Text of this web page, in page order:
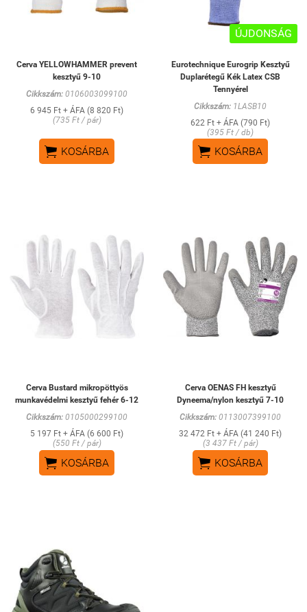
Cerva YELLOWHAMMER prevent
kesztyű 9-10
Cikkszám: 0106003099100
6 945 Ft + ÁFA (8 820 Ft)
(735 Ft / pár)
 KOSÁRBA
ÚJDONSÁG
Eurotechnique Eurogrip Kesztyű
Duplarétegű Kék Latex CSB
Tennyérel
Cikkszám: 1LASB10
622 Ft + ÁFA (790 Ft)
(395 Ft / db)
 KOSÁRBA
Cerva Bustard mikropöttyös
munkavédelmi kesztyű fehér 6-12
Cikkszám: 0105000299100
5 197 Ft + ÁFA (6 600 Ft)
(550 Ft / pár)
 KOSÁRBA
Cerva OENAS FH kesztyű
Dyneema/nylon kesztyű 7-10
Cikkszám: 0113007399100
32 472 Ft + ÁFA (41 240 Ft)
(3 437 Ft / pár)
 KOSÁRBA